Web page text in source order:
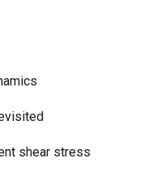
shear stress